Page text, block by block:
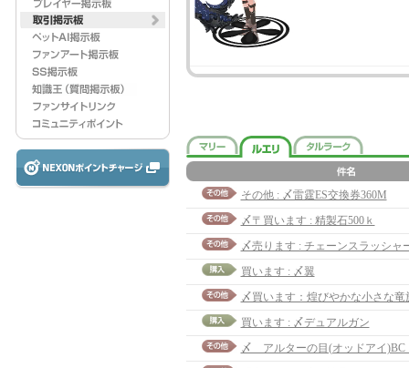
その他 : 〆雷霆ES交換券360M
〆〒買います : 精製石500ｋ
買います : 〆翼
買います : 〆デュアルガン